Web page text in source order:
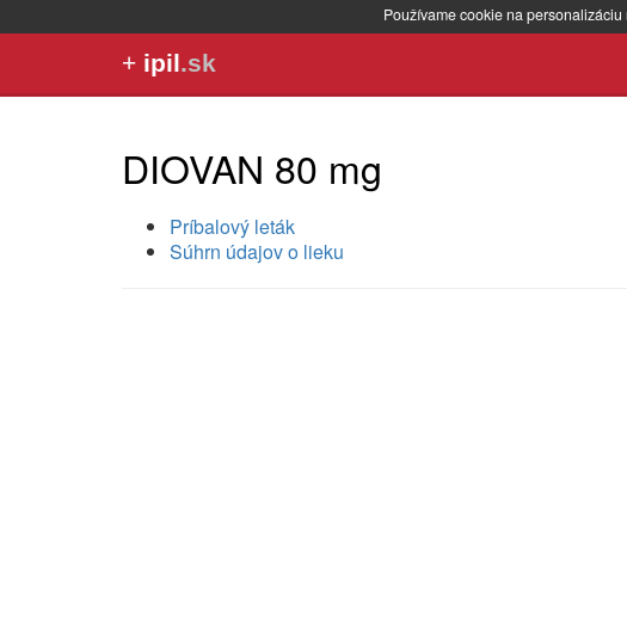
Používame cookie na
+ ipil.sk
DIOVAN 80 mg
Príbalový leták
Súhrn údajov o lieku